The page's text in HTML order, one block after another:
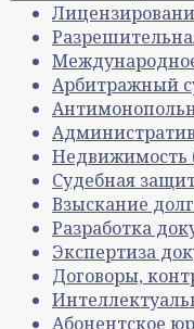
Арбитражный
Недвижимость
Судебная
Взыскание
Разработка
Экспертиза
Договоры,
Абонентское